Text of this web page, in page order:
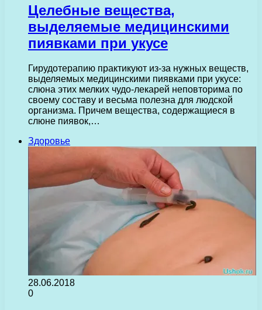
Целебные вещества,
выделяемые медицинскими
пиявками при укусе
Гирудотерапию практикуют из-за нужных веществ,
выделяемых медицинскими пиявками при укусе:
слюна этих мелких чудо-лекарей неповторима по
своему составу и весьма полезна для людской
организма. Причем вещества, содержащиеся в
слюне пиявок,…
Здоровье
28.06.2018
0